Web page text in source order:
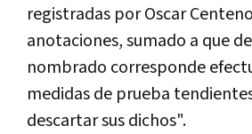
registradas porOscarCenteno
anotaciones,sumado a que
nombrado corresponde
medidasde prueba
descartarsusdichos".